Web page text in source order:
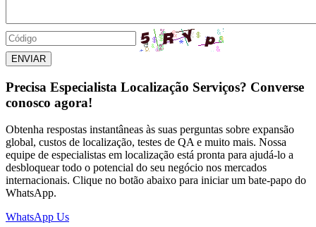
ENVIAR
Precisa Especialista Localização Serviços? Converse
conosco agora!
Obtenha respostas instantâneas às suas perguntas sobre expansão
global, custos de localização, testes de QA e muito mais. Nossa
equipe de especialistas em localização está pronta para ajudá-lo a
desbloquear todo o potencial do seu negócio nos mercados
internacionais. Clique no botão abaixo para iniciar um bate-papo do
WhatsApp.
WhatsApp Us